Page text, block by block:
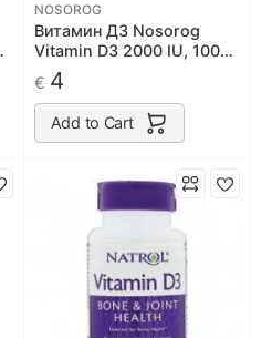
NOSOROG
Витамин Д3 Nosorog
Vitamin D3 2000 IU, 100
таб
€ 4
Add to Cart